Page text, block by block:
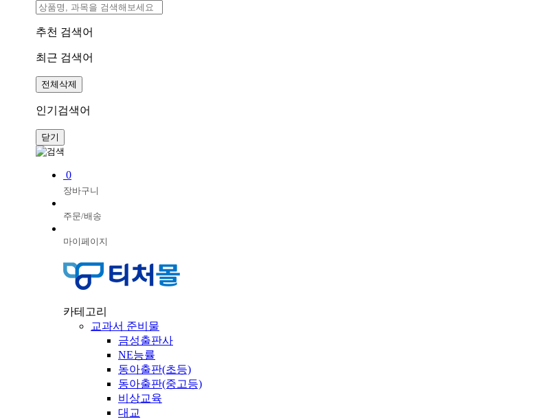
추천 검색어
최근 검색어
전체삭제
인기검색어
닫기
0
장바구니
주문/배송
마이페이지
카테고리
교과서 준비물
금성출판사
NE능률
동아출판(초등)
동아출판(중고등)
비상교육
대교